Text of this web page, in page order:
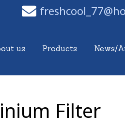
us Products News/
Filter